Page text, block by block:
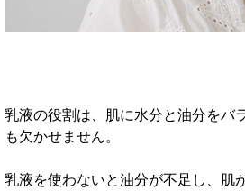
乳液の役割は、肌に水分と油分をバ
も欠かせません。
乳液を使わないと油分が不足し、肌